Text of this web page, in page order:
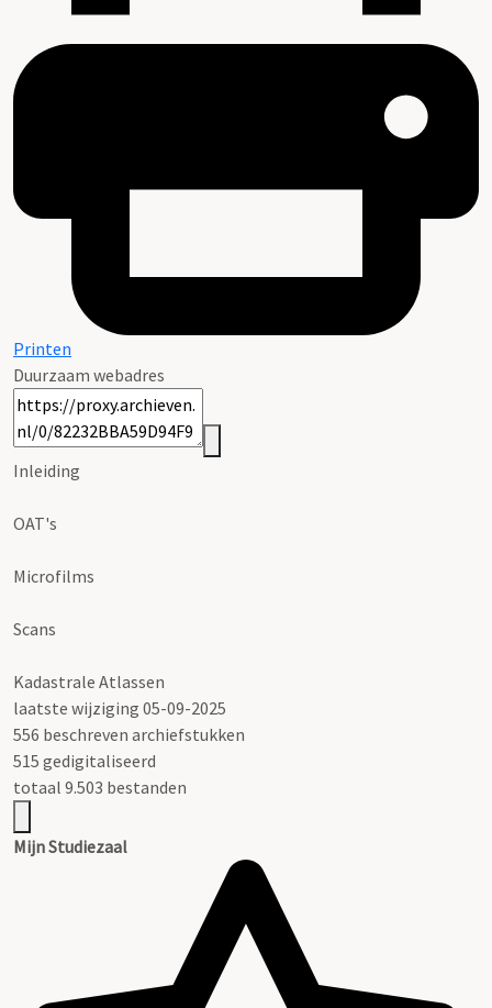
Printen
Duurzaam webadres
Inleiding
OAT's
Microfilms
Scans
Kadastrale Atlassen
laatste wijziging 05-09-2025
556 beschreven archiefstukken
515 gedigitaliseerd
totaal 9.503 bestanden
Mijn Studiezaal